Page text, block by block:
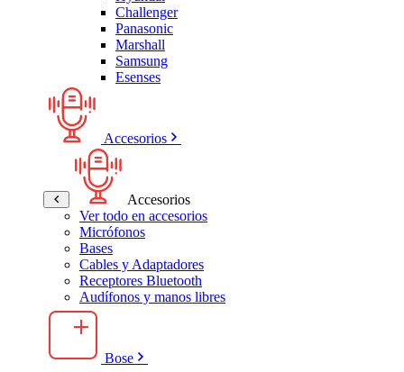
Challenger
Panasonic
Marshall
Samsung
Esenses
Accesorios
Accesorios
Ver todo en accesorios
Micrófonos
Bases
Cables y Adaptadores
Receptores Bluetooth
Audífonos y manos libres
Bose